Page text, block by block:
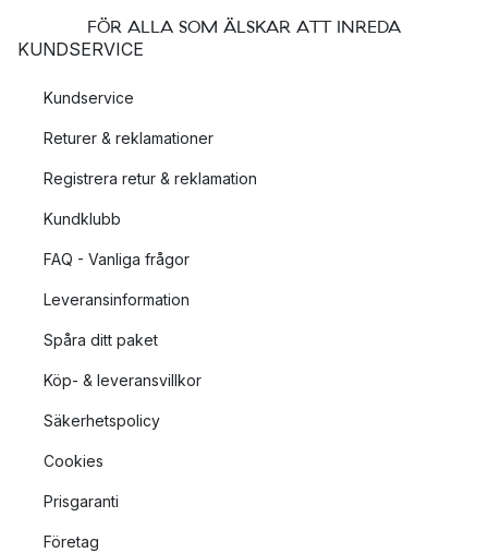
FÖR ALLA SOM ÄLSKAR ATT INREDA
KUNDSERVICE
Kundservice
Returer & reklamationer
Registrera retur & reklamation
Kundklubb
FAQ - Vanliga frågor
Leveransinformation
Spåra ditt paket
Köp- & leveransvillkor
Säkerhetspolicy
Cookies
Prisgaranti
Företag